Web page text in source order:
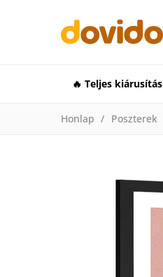
🔥 Teljes kiárusítás
Honlap Poszterek